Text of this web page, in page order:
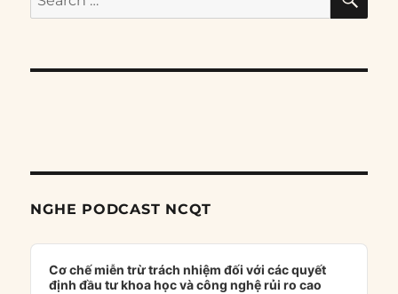
for:
NGHE PODCAST NCQT
Audio
Player
Cơ chế miễn trừ trách nhiệm đối với các quyết
định đầu tư khoa học và công nghệ rủi ro cao